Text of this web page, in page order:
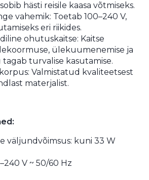
hästi reisile kaasa võtmiseks.
vahemik: Toetab 100–240 V,
eri riikides.
ohutuskaitse: Kaitse
ülekuumenemise ja
tagab turvalise kasutamise.
Valmistatud kvaliteetsest
materjalist.
väljundvõimsus: kuni 33 W
V ~ 50/60 Hz